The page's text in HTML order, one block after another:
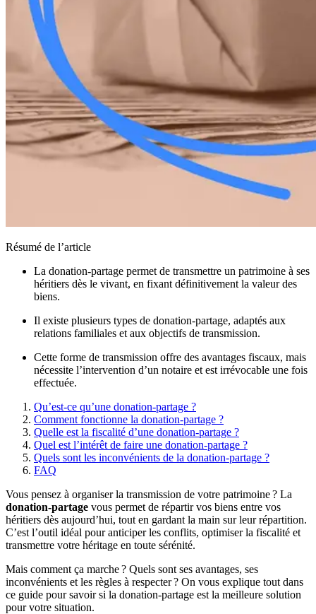
Résumé de l’article
La donation-partage permet de transmettre un patrimoine à ses
héritiers dès le vivant, en fixant définitivement la valeur des
biens.
Il existe plusieurs types de donation-partage, adaptés aux
relations familiales et aux objectifs de transmission.
Cette forme de transmission offre des avantages fiscaux, mais
nécessite l’intervention d’un notaire et est irrévocable une fois
effectuée.
Qu’est-ce qu’une donation-partage ?
Comment fonctionne la donation-partage ?
Quelle est la fiscalité d’une donation-partage ?
Quel est l’intérêt de faire une donation-partage ?
Quels sont les inconvénients de la donation-partage ?
FAQ
Vous pensez à organiser la transmission de votre patrimoine ? La
donation-partage vous permet de répartir vos biens entre vos
héritiers dès aujourd’hui, tout en gardant la main sur leur répartition.
C’est l’outil idéal pour anticiper les conflits, optimiser la fiscalité et
transmettre votre héritage en toute sérénité.
Mais comment ça marche ? Quels sont ses avantages, ses
inconvénients et les règles à respecter ? On vous explique tout dans
ce guide pour savoir si la donation-partage est la meilleure solution
pour votre situation.